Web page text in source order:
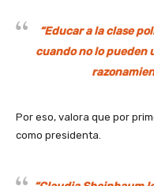
“Educar a la clase
cuando no lo pueden
Por eso, valora que por
como presidenta.